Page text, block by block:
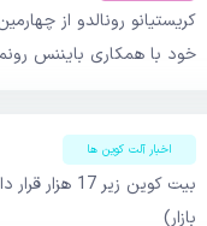
خود با همکاری بایننس
اخبار آلت کوین ها
بیت کوین زیر 17
بازار)